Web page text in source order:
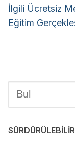
İlgili Ücretsiz
Eğitim